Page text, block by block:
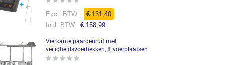
€ 131,40
Speciale
€ 158,99
Vierkante paardenruif met
veiligheidsvoerhekken, 8 voerplaatsen
Rating: